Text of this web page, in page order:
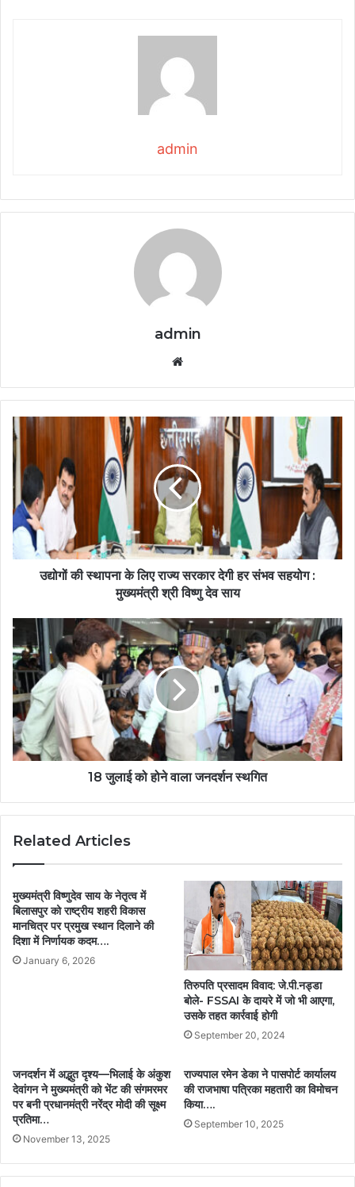
admin
admin
उद्योगों की स्थापना के लिए राज्य सरकार देगी हर संभव सहयोग :
मुख्यमंत्री श्री विष्णु देव साय
18 जुलाई को होने वाला जनदर्शन स्थगित
Related Articles
मुख्यमंत्री विष्णुदेव साय के नेतृत्व में
बिलासपुर को राष्ट्रीय शहरी विकास
मानचित्र पर प्रमुख स्थान दिलाने की
दिशा में निर्णायक कदम….
January 6, 2026
तिरुपति प्रसादम विवाद: जे.पी.नड्डा
बोले- FSSAI के दायरे में जो भी आएगा,
उसके तहत कार्रवाई होगी
September 20, 2024
जनदर्शन में अद्भुत दृश्य—भिलाई के अंकुश
देवांगन ने मुख्यमंत्री को भेंट की संगमरमर
पर बनी प्रधानमंत्री नरेंद्र मोदी की सूक्ष्म
प्रतिमा…
November 13, 2025
राज्यपाल रमेन डेका ने पासपोर्ट कार्यालय
की राजभाषा पत्रिका महतारी का विमोचन
किया….
September 10, 2025